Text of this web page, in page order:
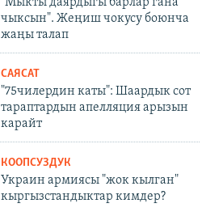
"Мыкты даярдыгы барлар гана
чыксын". Жеңиш чокусу боюнча
жаңы талап
САЯСАТ
"75чилердин каты": Шаардык сот
тараптардын апелляция арызын
карайт
КООПСУЗДУК
Украин армиясы "жок кылган"
кыргызстандыктар кимдер?